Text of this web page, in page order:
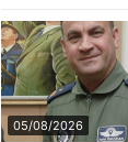
05/08/2026